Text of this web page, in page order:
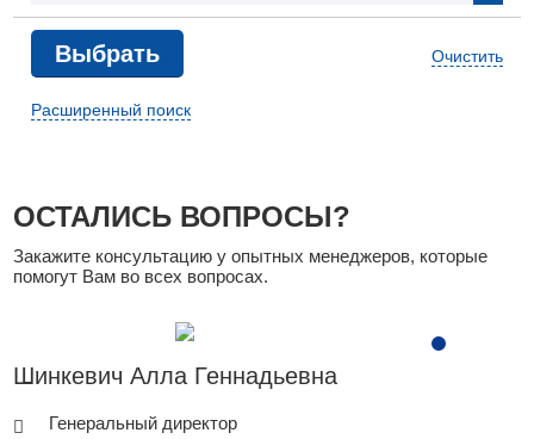
Очистить
Расширенный поиск
ОСТАЛИСЬ ВОПРОСЫ?
Закажите консультацию у опытных менеджеров, которые
помогут Вам во всех вопросах.
Шинкевич Алла Геннадьевна
Генеральный директор